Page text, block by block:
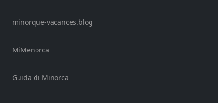
minorque-vacances.blog
MiMenorca
Guida di Minorca